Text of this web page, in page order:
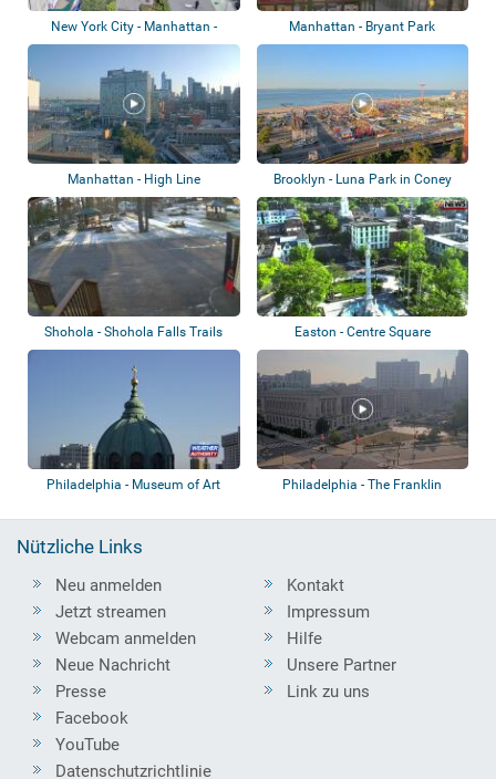
New York City - Manhattan -
Wechselnde A...
Manhattan - Bryant Park
Manhattan - High Line
Brooklyn - Luna Park in Coney
Island
Shohola - Shohola Falls Trails
End
Easton - Centre Square
Philadelphia - Museum of Art
Philadelphia - The Franklin
Nützliche Links
Neu anmelden
Jetzt streamen
Webcam anmelden
Neue Nachricht
Presse
Kontakt
Impressum
Hilfe
Unsere Partner
Link zu uns
Facebook
YouTube
Datenschutzrichtlinie